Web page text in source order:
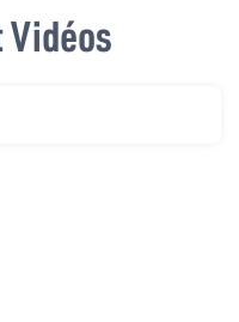
Vidéos